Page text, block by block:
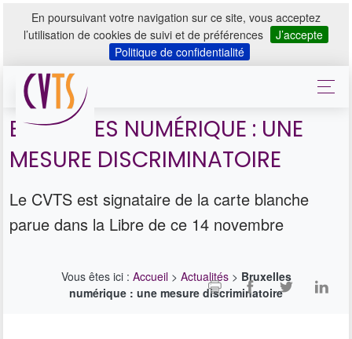
En poursuivant votre navigation sur ce site, vous acceptez
l’utilisation de cookies de suivi et de préférences
J’accepte
Politique de confidentialité
BRUXELLES NUMÉRIQUE : UNE
MESURE DISCRIMINATOIRE
Le CVTS est signataire de la carte blanche
parue dans la Libre de ce 14 novembre
Vous êtes ici : Accueil> Actualités> Bruxelles
numérique : une mesure discriminatoire